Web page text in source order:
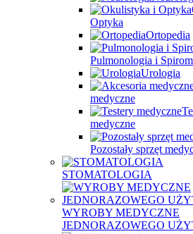
Optyka
Ortopedia
Pulmonologia i
Urologia
medyczne
medyczne
Pozostały sprzęt
STOMATOLOGIA
WYROBY MEDYCZNE
JEDNORAZOWEGO